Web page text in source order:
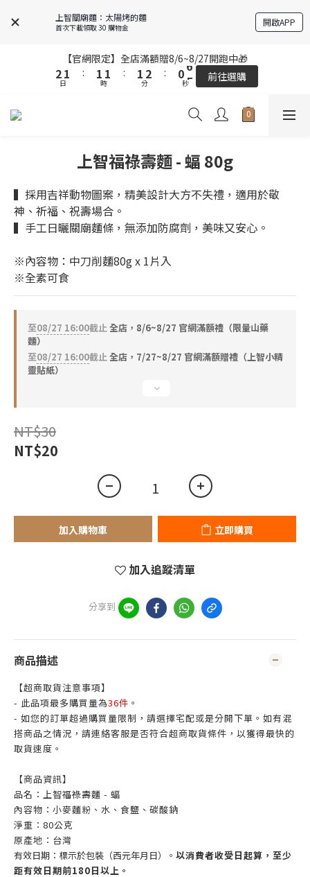
上智關廟麵：太陽烤的麵
首次下載領取 30 購物金 開啟APP
【官網限定】全店滿額贈8/6~8/27開跑中🎁
6
5
2
1
5
4
2
1
0
日
:
5
4
2
1
0
5
4
2
1
0
時
:
5
2
1
0
6
3
2
1
分
:
1
0
6
5
4
3
2
秒 前往選購
【官網限定】全店滿額贈8/6~8/27開跑中🎁
6
5
2
1
5
4
2
1
0
日
:
5
4
2
1
0
5
4
2
1
0
時
:
5
2
1
0
6
3
2
1
分
:
1
0
6
5
4
3
2
秒 前往選購
全站超商取貨滿439元免運 / 宅配滿千免運
【結帳提醒】下單前請再次確認品項及數量。修改、取消訂單請洽
客服，線上付款退款將酌收金流手續費。
【官網限定】全店滿額贈8/6~8/27開跑中🎁
4
3
2
1
0
3
2
1
0
日
:
5
3
2
1
0
5
3
2
1
0
時
:
5
3
1
0
6
4
2
1
0
分
:
9
4
2
0
9
7
5
4
0
秒 前往選購
上智福祿壽麵 - 蝠 80g
▍採用吉祥動物圖案，精美設計大方不失禮，適用於敬
神、祈福、祝壽場合。
▍手工日曬關廟麵條，無添加防腐劑，美味又安心。
※內容物：中刀削麵80g x 1片入
※全素可食
至08/27 16:00截止全店，8/6~8/27 官網滿額禮（限量山藥
麵）
至08/27 16:00截止全店，7/27~8/27 官網滿額贈禮（上智小精
靈貼紙）
NT$30
NT$20
加入購物車 立即購買
加入追蹤清單
分享到
商品描述
【超商取貨注意事項】
- 此品項最多購買量為36件 。
- 如您的訂單超過購買量限制，請選擇宅配或是分開下單。如有混
搭商品之情況，請連絡客服是否符合超商取貨條件，以獲得最快的
取貨速度。
【商品資訊】
品名：上智福祿壽麵 - 蝠
內容物：小麥麵粉、水、食鹽、碳酸鈉
淨重：80公克
原產地：台灣
有效日期：標示於包裝（西元年月日）。 以消費者收受日起算，至少
距有效日期前180日以上。